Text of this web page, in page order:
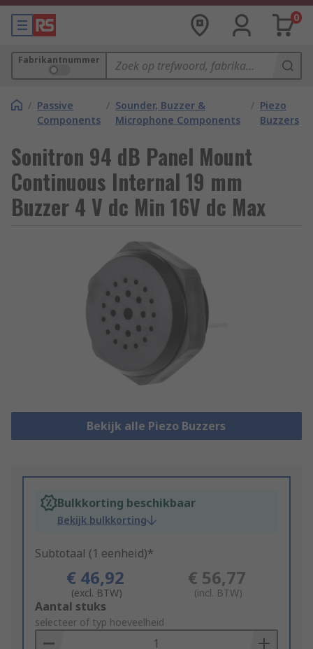
0
Fabrikantnummer
/ Passive
Components
/ Sounder, Buzzer &
Microphone Components
/ Piezo
Buzzers
Sonitron 94 dB Panel Mount
Continuous Internal 19 mm
Buzzer 4 V dc Min 16V dc Max
Bekijk alle Piezo Buzzers
Bulkkorting beschikbaar
Bekijk bulkkorting
Subtotaal (1 eenheid)*
€ 46,92
(excl. BTW)
€ 56,77
(incl. BTW)
Add
to
Basket
Aantal stuks
selecteer of typ hoeveelheid